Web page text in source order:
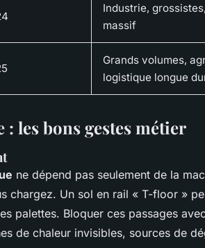
Industrie,
massif
Grands volumes,
logistique longue
les bons gestes métier
ne dépend pas seulement de la
chargez. Un sol en rail « T-floor »
palettes. Bloquer ces passages
de chaleur invisibles, sources de